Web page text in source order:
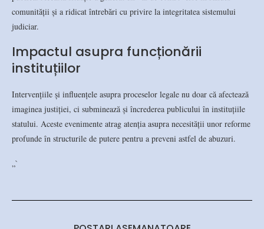
comunității și a ridicat întrebări cu privire la integritatea sistemului
judiciar.
Impactul asupra funcționării
instituțiilor
Intervențiile și influențele asupra proceselor legale nu doar că afectează
imaginea justiției, ci subminează și încrederea publicului în instituțiile
statului. Aceste evenimente atrag atenția asupra necesității unor reforme
profunde în structurile de putere pentru a preveni astfel de abuzuri.
„`